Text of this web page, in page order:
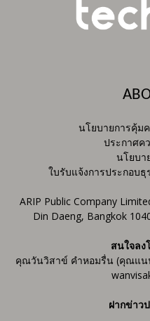
นโยบายการคุ้ม
ประกาศค
นโยบา
ใบรับแจ้งการประกอบ
ARIP Public Company
Din Daeng, Bangkok
สนใจล
คุณวันวิสาข์ คำหอมรื่น (คุณแน
ฝากข่าว